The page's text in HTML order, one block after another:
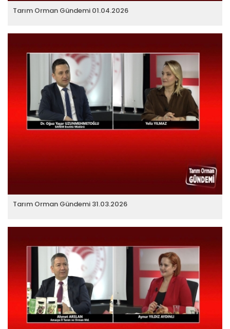
Tarım Orman Gündemi 01.04.2026
Tarım Orman Gündemi 31.03.2026